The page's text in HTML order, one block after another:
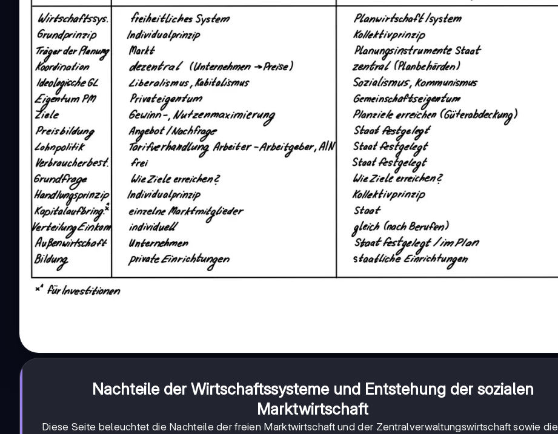
Nachteile der Wirtschaftssysteme und Entstehung der sozialen
Marktwirtschaft
Diese Seite beleuchtet die Nachteile der freien Marktwirtschaft und der Zentralverwaltungswirtschaft sowie die